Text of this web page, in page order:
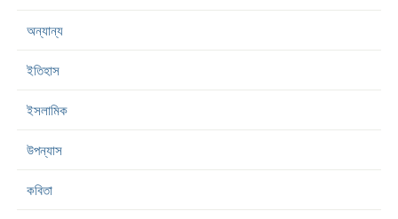
অন্যান্য
ইতিহাস
ইসলামিক
উপন্যাস
কবিতা